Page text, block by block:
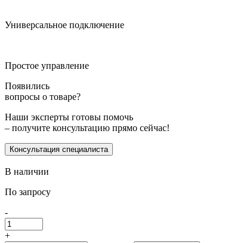
Универсальное подключение
Простое управление
Появились
вопросы о товаре?
Наши эксперты готовы помочь
– получите консультацию прямо сейчас!
Консультация специалиста
В наличии
По запросу
-
+